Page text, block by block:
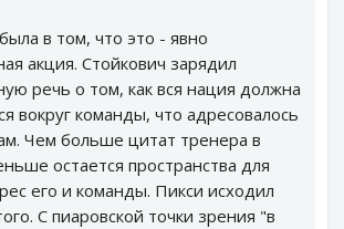
в том, что это - явно
акция. Стойкович зарядил
речь о том, как вся нация должна
вокруг команды, что адресовалось
Чем больше цитат тренера в
остается пространства для
его и команды. Пикси исходил
С пиаровской точки зрения "в